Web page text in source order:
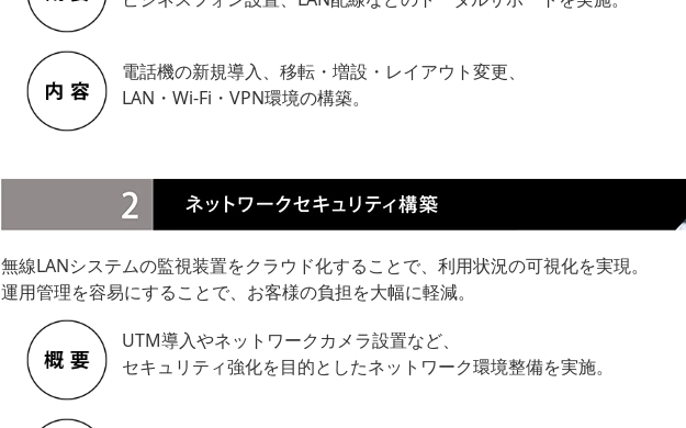
電話機の新規導入、移転・増設・レイアウト変更、
LAN・Wi-Fi・VPN環境の構築。
無線LANシステムの監視装置をクラウド化することで、利用状況の可視化を実現。
運用管理を容易にすることで、お客様の負担を大幅に軽減。
UTM導入やネットワークカメラ設置など、
セキュリティ強化を目的としたネットワーク環境整備を実施。